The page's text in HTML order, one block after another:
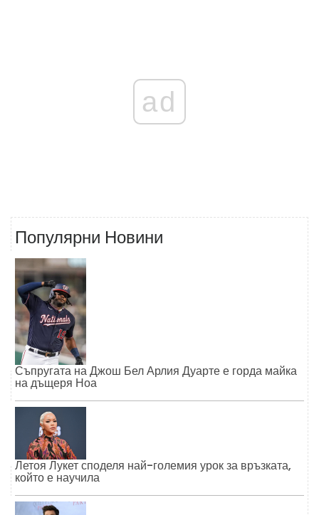
ad
Популярни Новини
Съпругата на Джош Бел Арлия Дуарте е горда майка
на дъщеря Ноа
Летоя Лукет споделя най-големия урок за връзката,
който е научила